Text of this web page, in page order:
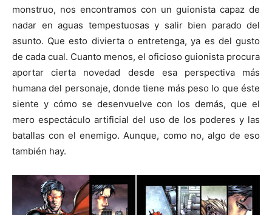
monstruo, nos encontramos con un guionista capaz de
nadar en aguas tempestuosas y salir bien parado del
asunto. Que esto divierta o entretenga, ya es del gusto
de cada cual. Cuanto menos, el oficioso guionista procura
aportar cierta novedad desde esa perspectiva más
humana del personaje, donde tiene más peso lo que éste
siente y cómo se desenvuelve con los demás, que el
mero espectáculo artificial del uso de los poderes y las
batallas con el enemigo. Aunque, como no, algo de eso
también hay.